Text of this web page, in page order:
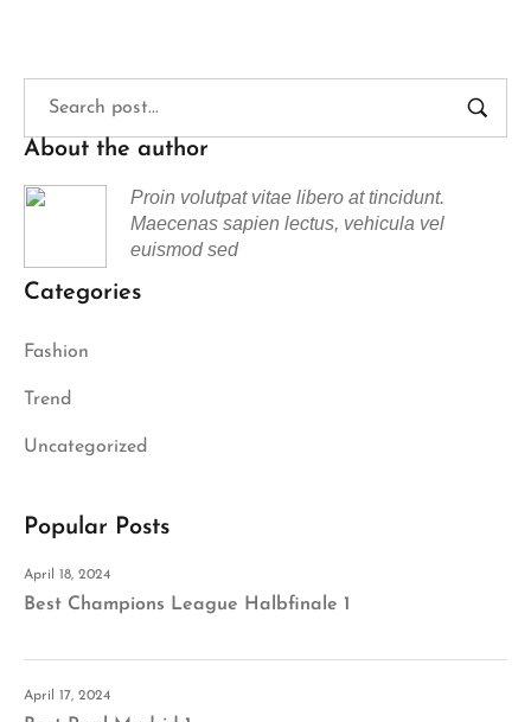
About the author
Proin volutpat vitae libero at tincidunt.
Maecenas sapien lectus, vehicula vel
euismod sed
Categories
Fashion
Trend
Uncategorized
Popular Posts
April 18, 2024
Best Champions League Halbfinale 1
April 17, 2024